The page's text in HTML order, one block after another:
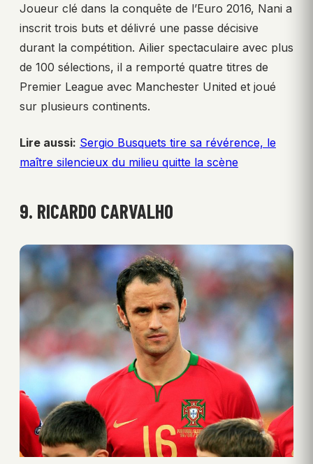
Joueur clé dans la conquête de l’Euro 2016, Nani a
inscrit trois buts et délivré une passe décisive
durant la compétition. Ailier spectaculaire avec plus
de 100 sélections, il a remporté quatre titres de
Premier League avec Manchester United et joué
sur plusieurs continents.
Lire aussi: Sergio Busquets tire sa révérence, le
maître silencieux du milieu quitte la scène
9. RICARDO CARVALHO